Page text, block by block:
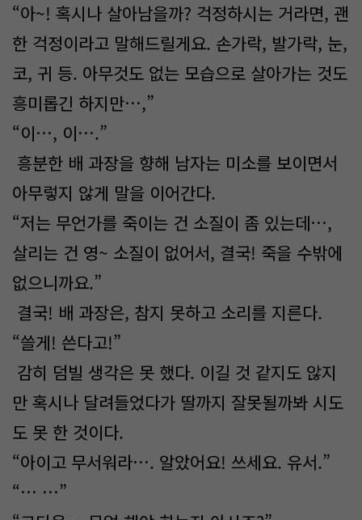
“아~! 혹시나 살아남을까? 걱정하시는 거라면, 괜
한 걱정이라고 말해드릴게요. 손가락, 발가락, 눈,
코, 귀 등. 아무것도 없는 모습으로 살아가는 것도
흥미롭긴 하지만…,”
“이…, 이….”
흥분한 배 과장을 향해 남자는 미소를 보이면서
아무렇지 않게 말을 이어간다.
“저는 무언가를 죽이는 건 소질이 좀 있는데…,
살리는 건 영~ 소질이 없어서, 결국! 죽을 수밖에
없으니까요.”
결국! 배 과장은, 참지 못하고 소리를 지른다.
“쓸게! 쓴다고!”
감히 덤빌 생각은 못 했다. 이길 것 같지도 않지
만 혹시나 달려들었다가 딸까지 잘못될까봐 시도
도 못 한 것이다.
“아이고 무서워라…. 알았어요! 쓰세요. 유서.”
“… …”